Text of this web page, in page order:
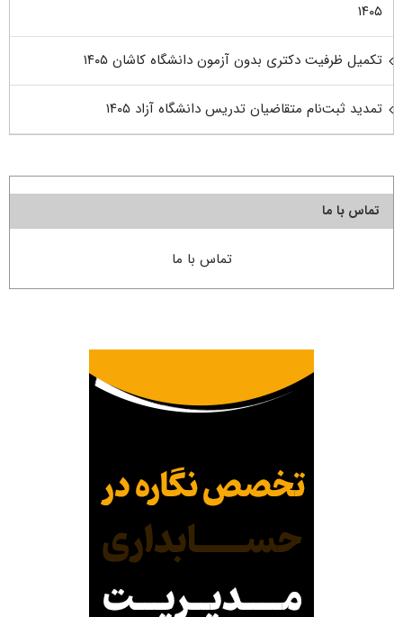
۱۴۰۵
تکمیل ظرفیت دکتری بدون آزمون دانشگاه کاشان ۱۴۰۵
تمدید ثبت‌نام متقاضیان تدریس دانشگاه آزاد ۱۴۰۵
تماس با ما
تماس با ما